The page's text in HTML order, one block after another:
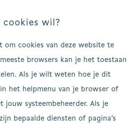
cookies wil?
om cookies van deze website te
browsers kan je het toestaan
Als je wilt weten hoe je dit
het helpmenu van je browser of
jouw systeembeheerder. Als je
bepaalde diensten of pagina’s